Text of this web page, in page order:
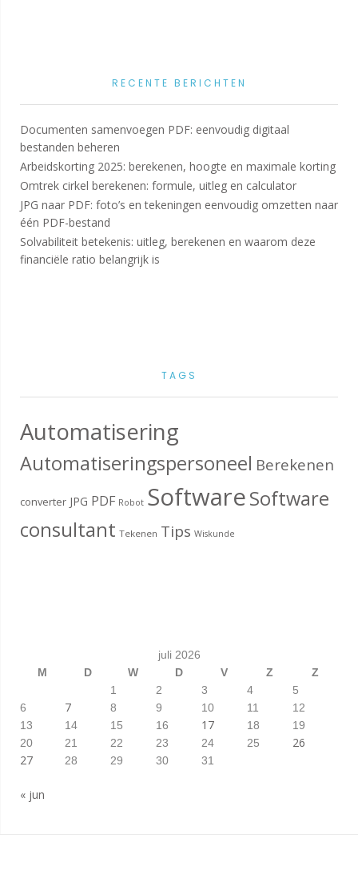
RECENTE BERICHTEN
Documenten samenvoegen PDF: eenvoudig digitaal
bestanden beheren
Arbeidskorting 2025: berekenen, hoogte en maximale korting
Omtrek cirkel berekenen: formule, uitleg en calculator
JPG naar PDF: foto’s en tekeningen eenvoudig omzetten naar
één PDF-bestand
Solvabiliteit betekenis: uitleg, berekenen en waarom deze
financiële ratio belangrijk is
TAGS
Automatisering
Automatiseringspersoneel Berekenen
converter JPG PDF Robot SoftwareSoftware
consultant Tekenen Tips Wiskunde
juli 2026
M
D W D V Z
Z
1
2 3 4
5
6
7 8 9 10 11
12
13
14 15 16 17 18
19
20
21 22 23 24 25
26
27
28 29 30 31
« jun